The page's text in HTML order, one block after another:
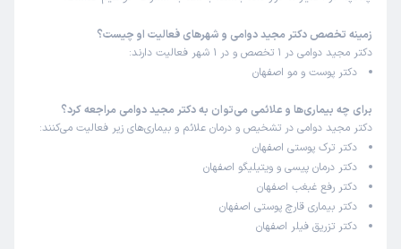
علت مراجعه: درمان آکنه و جای جوش
محمد مهدی
نوبت مطب از دکترتو
(
1405/04/21
)
این پزشک را پیشنهاد میکنم
زمان انتظار: بیش از 90 دقیقه
عالی
زمینه تخصص دکتر مجید دوامی و شهرهای فعالیت او چیست؟
دکتر مجید دوامی در 1 تخصص و در 1 شهر فعالیت دارند:
دکتر پوست و مو اصفهان
برای چه بیماری‌ها و علائمی می‌توان به دکتر مجید دوامی مراجعه کرد؟
دکتر مجید دوامی در تشخیص و درمان علائم و بیماری‌های زیر فعالیت می‌کنند:
دکتر ترک پوستی اصفهان
دکتر درمان پیسی و ویتیلیگو اصفهان
دکتر رفع غبغب اصفهان
دکتر بیماری قارچ پوستی اصفهان
دکتر تزریق فیلر اصفهان